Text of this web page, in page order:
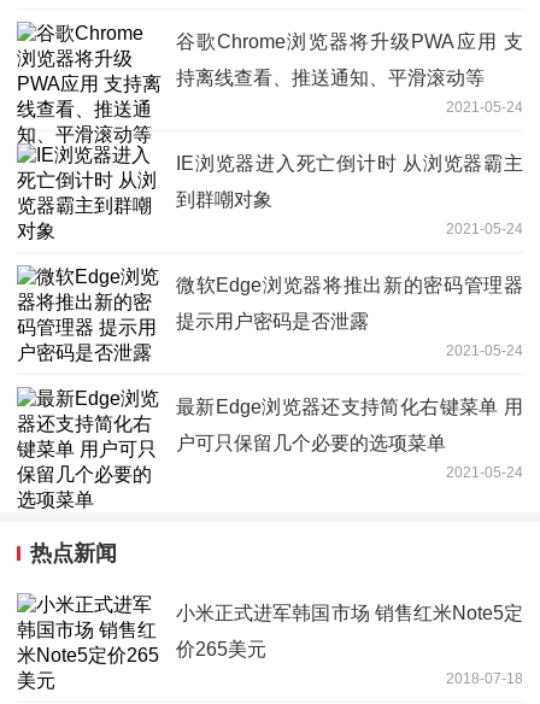
谷歌Chrome浏览器将升级PWA应用 支
持离线查看、推送通知、平滑滚动等
2021-05-24
IE浏览器进入死亡倒计时 从浏览器霸主
到群嘲对象
2021-05-24
微软Edge浏览器将推出新的密码管理器
提示用户密码是否泄露
2021-05-24
最新Edge浏览器还支持简化右键菜单 用
户可只保留几个必要的选项菜单
2021-05-24
热点新闻
小米正式进军韩国市场 销售红米Note5定
价265美元
2018-07-18